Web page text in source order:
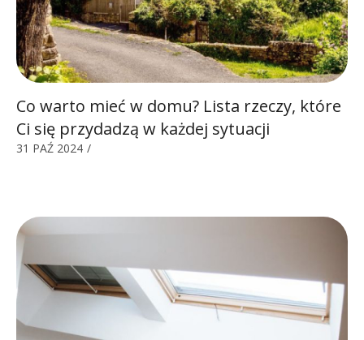
Co warto mieć w domu? Lista rzeczy, które
Ci się przydadzą w każdej sytuacji
31 PAŹ 2024 /